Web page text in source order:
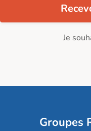
Je
Groupes